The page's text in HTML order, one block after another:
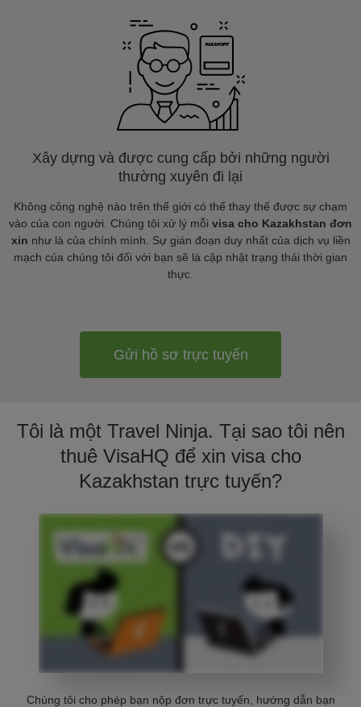
Xây dựng và được cung cấp bởi những người
thường xuyên đi lại
Không công nghệ nào trên thế giới có thể thay thế được sự chạm
vào của con người. Chúng tôi xử lý mỗi visa cho Kazakhstan đơn
xin như là của chính mình. Sự gián đoạn duy nhất của dịch vụ liền
mạch của chúng tôi đối với bạn sẽ là cập nhật trạng thái thời gian
thực.
Gửi hồ sơ trực tuyến
Tôi là một Travel Ninja. Tại sao tôi nên
thuê VisaHQ để xin visa cho
Kazakhstan trực tuyến?
Chúng tôi cho phép bạn nộp đơn trực tuyến, hướng dẫn bạn